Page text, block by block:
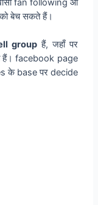
fan following आ
बेच सकते हैं।
group हैं, जहाँ पर
हैं। facebook page
के base पर decide